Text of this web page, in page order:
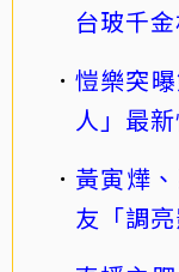
台玻千
愷樂突
人」最
黃寅燁
友「調